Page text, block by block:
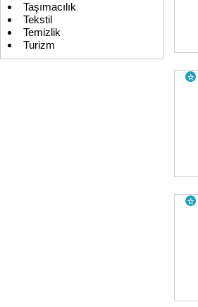
Taşımacılık
Tekstil
Temizlik
Turizm